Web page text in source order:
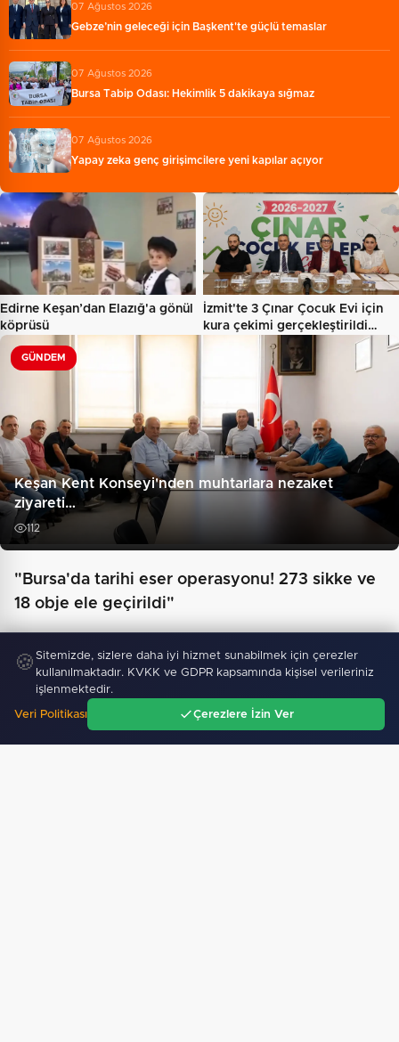
07 Ağustos 2026
Gebze’nin geleceği için Başkent'te güçlü temaslar
07 Ağustos 2026
Bursa Tabip Odası: Hekimlik 5 dakikaya sığmaz
07 Ağustos 2026
Yapay zeka genç girişimcilere yeni kapılar açıyor
Edirne Keşan’dan Elazığ'a gönül
köprüsü
İzmit'te 3 Çınar Çocuk Evi için
kura çekimi gerçekleştirildi…
GÜNDEM
Keşan Kent Konseyi'nden muhtarlara nezaket
ziyareti…
112
"Bursa'da tarihi eser operasyonu! 273 sikke ve
18 obje ele geçirildi"
🍪 Sitemizde, sizlere daha iyi hizmet sunabilmek için çerezler
kullanılmaktadır. KVKK ve GDPR kapsamında kişisel verileriniz
işlenmektedir.
Veri Politikası Çerezlere İzin Ver
Gündem Ara Menü